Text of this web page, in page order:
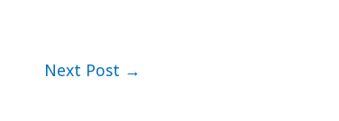
Next Post →